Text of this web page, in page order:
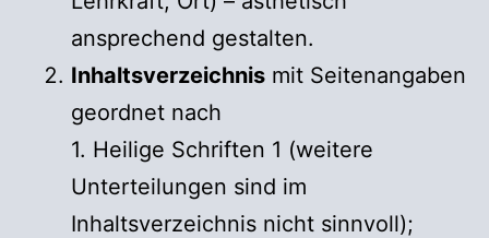
ansprechend gestalten.
Inhaltsverzeichnis mit Seitenangaben
geordnet nach
1. Heilige Schriften 1 (weitere
Unterteilungen sind im
Inhaltsverzeichnis nicht sinnvoll);